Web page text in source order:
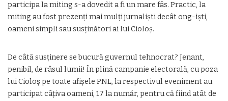
participa la miting s-a dovedit a fi un mare fâs. Practic, la
miting au fost prezenţi mai mulţi jurnalişti decât ong-işti,
oameni simpli sau susţinători ai lui Cioloş.
De câtă susținere se bucură guvernul tehnocrat? Jenant,
penibil, de râsul lumii! În plină campanie electorală, cu poza
lui Cioloş pe toate afişele PNL, la respectivul eveniment au
participat câţiva oameni, 17 la număr, pentru că fiind atât de